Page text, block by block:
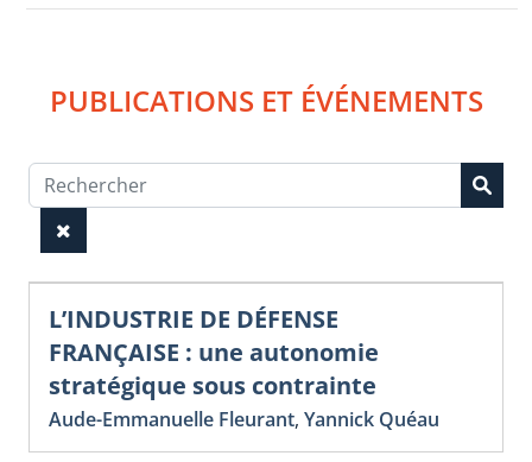
PUBLICATIONS ET ÉVÉNEMENTS
L’INDUSTRIE DE DÉFENSE
FRANÇAISE : une autonomie
stratégique sous contrainte
Aude-Emmanuelle Fleurant, Yannick Quéau